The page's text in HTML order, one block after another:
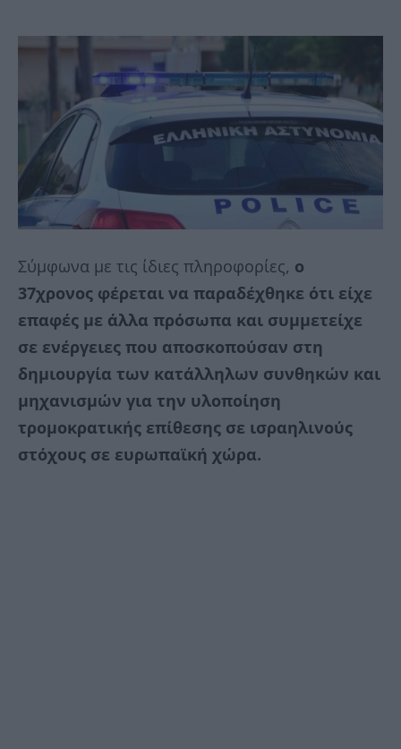
Σύμφωνα με τις ίδιες πληροφορίες, ο
37χρονος φέρεται να παραδέχθηκε ότι είχε
επαφές με άλλα πρόσωπα και συμμετείχε
σε ενέργειες που αποσκοπούσαν στη
δημιουργία των κατάλληλων συνθηκών και
μηχανισμών για την υλοποίηση
τρομοκρατικής επίθεσης σε ισραηλινούς
στόχους σε ευρωπαϊκή χώρα.